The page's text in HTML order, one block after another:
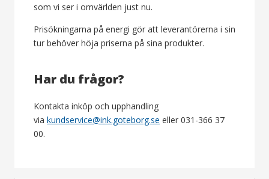
som vi ser i omvärlden just nu.
Prisökningarna på energi gör att leverantörerna i sin
tur behöver höja priserna på sina produkter.
Har du frågor?
Kontakta inköp och upphandling
via kundservice@ink.goteborg.se eller 031-366 37
00.